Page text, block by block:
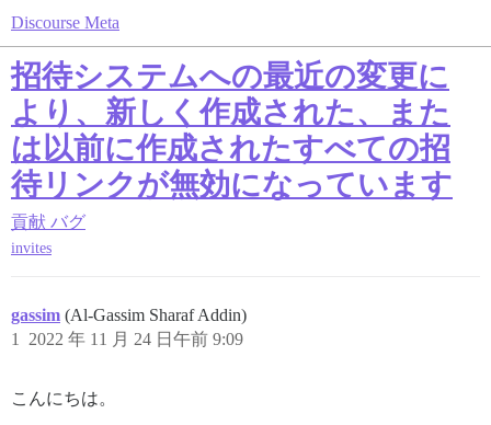
Discourse Meta
招待システムへの最近の変更に
より、新しく作成された、また
は以前に作成されたすべての招
待リンクが無効になっています
貢献 バグ
invites
gassim (Al-Gassim Sharaf Addin)
2022 年 11 月 24 日午前 9:09
1
こんにちは。